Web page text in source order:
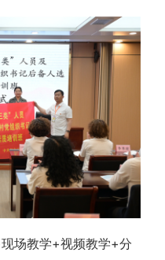
场教学+视频教学+分